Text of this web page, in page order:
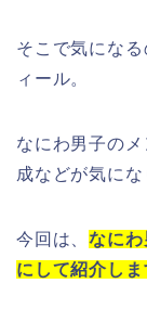
そこで気になる
ィール。
なにわ男子の
成などが気にな
今回は、なに
にして紹介しま